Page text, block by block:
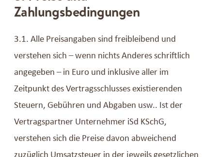
Zahlungsbedingungen
3.1. Alle Preisangaben sind freibleibend und
verstehen sich – wenn nichts Anderes schriftlich
angegeben – in Euro und inklusive aller im
Zeitpunkt des Vertragsschlusses existierenden
Steuern, Gebühren und Abgaben usw.. Ist der
Vertragspartner Unternehmer iSd KSchG,
verstehen sich die Preise davon abweichend
zuzüglich Umsatzsteuer in der jeweils gesetzlichen